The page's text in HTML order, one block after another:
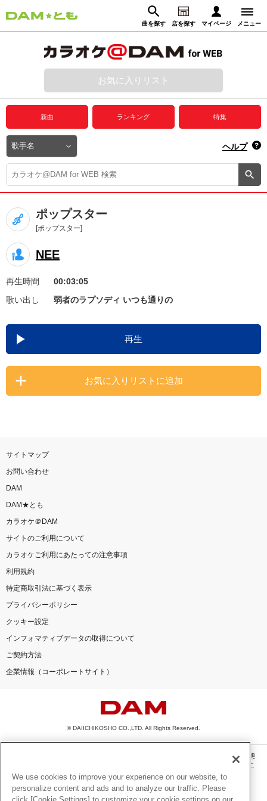
曲を探す 店を探す マイページ メニュー
動画からさがす 録音からさがす
ログイン
プレミアムサービス
DAM★とも動画
DAM★とも録音
カラオケ＠DAM
ユーザー検索
キャンペーン
お知らせ よくあるご質問
DAMの新曲・ランキングなど
カラオケ最新情報をチェック！
お気に入りリスト
新曲 ランキング 特集
ヘルプ
ポップスター
[ポップスター]
NEE
再生時間
00:03:05
歌い出し
弱者のラプソディ いつも通りの
再生
お気に入りリストに追加
サイトマップ
お問い合わせ
DAM
DAM★とも
カラオケ＠DAM
サイトのご利用について
カラオケご利用にあたっての注意事項
利用規約
特定商取引法に基づく表示
プライバシーポリシー
クッキー設定
インフォマティブデータの取得について
ご契約方法
企業情報（コーポレートサイト）
© DAIICHIKOSHO CO.,LTD. All Rights Reserved.
このサイトに掲載されている一切の文章・画像・写真・動画・音声等を、手段や形態
を問わず、著作権法の定める範囲を超えて無断で複製、転載、ファイル化などするこ
とを禁じます。
楽曲及びコンテンツは、機種によりご利用いただけない場合があります。
We use cookies to improve your experience on our website, to
personalize content and ads and to analyze our traffic. Please